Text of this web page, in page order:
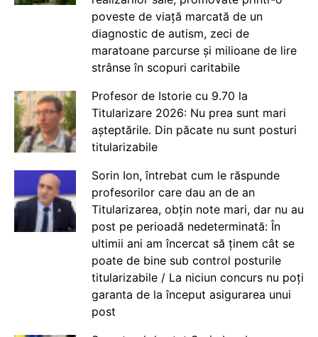
poveste de viață marcată de un
diagnostic de autism, zeci de
maratoane parcurse și milioane de lire
strânse în scopuri caritabile
Profesor de Istorie cu 9.70 la
Titularizare 2026: Nu prea sunt mari
așteptările. Din păcate nu sunt posturi
titularizabile
Sorin Ion, întrebat cum le răspunde
profesorilor care dau an de an
Titularizarea, obțin note mari, dar nu au
post pe perioadă nedeterminată: În
ultimii ani am încercat să ținem cât se
poate de bine sub control posturile
titularizabile / La niciun concurs nu poți
garanta de la început asigurarea unui
post